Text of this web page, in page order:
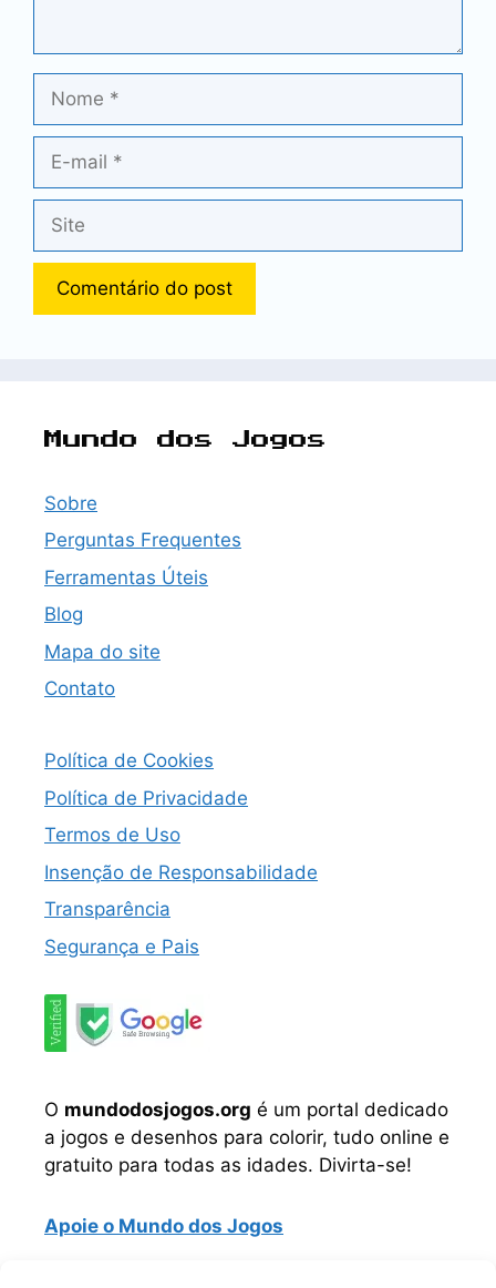
mail
Mundo dos Jogos
Sobre
Perguntas Frequentes
Ferramentas Úteis
Blog
Mapa do site
Contato
Política de Cookies
Política de Privacidade
Termos de Uso
Insenção de Responsabilidade
Transparência
Segurança e Pais
O mundodosjogos.org é um portal dedicado
a jogos e desenhos para colorir, tudo online e
gratuito para todas as idades. Divirta-se!
Apoie o Mundo dos Jogos